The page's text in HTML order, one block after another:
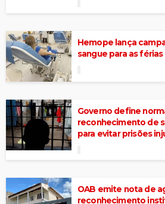
Hemope lança
sangue para as férias
Governo define
reconhecimento de
para evitar prisões
OAB emite nota de
reconhecimento